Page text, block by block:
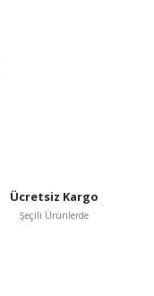
Ücretsiz Kargo
Şeçili Ürünlerde